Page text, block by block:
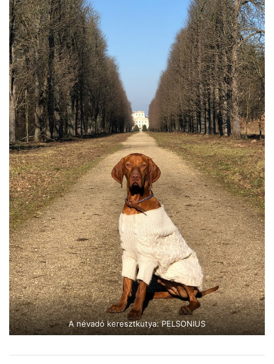
A névadó keresztkutya: PELSONIUS